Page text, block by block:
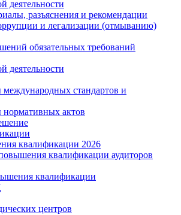
деятельности
разъяснения и рекомендации
и легализации (отмыванию)
обязательных требований
деятельности
стандартов и
актов
квалификации 2026
квалификации аудиторов
квалификации
центров